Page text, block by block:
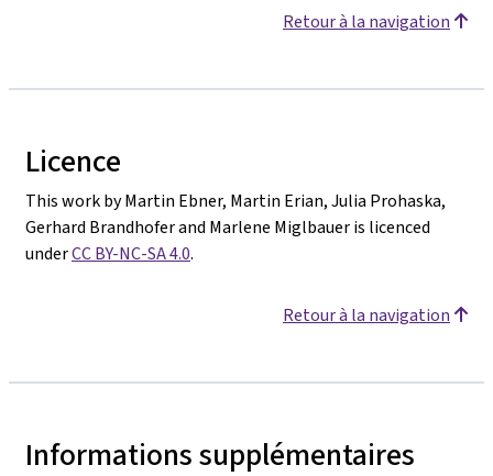
Retour à la navigation
Licence
This work by Martin Ebner, Martin Erian, Julia Prohaska,
Gerhard Brandhofer and Marlene Miglbauer is licenced
underCC BY-NC-SA 4.0.
Retour à la navigation
Informations supplémentaires